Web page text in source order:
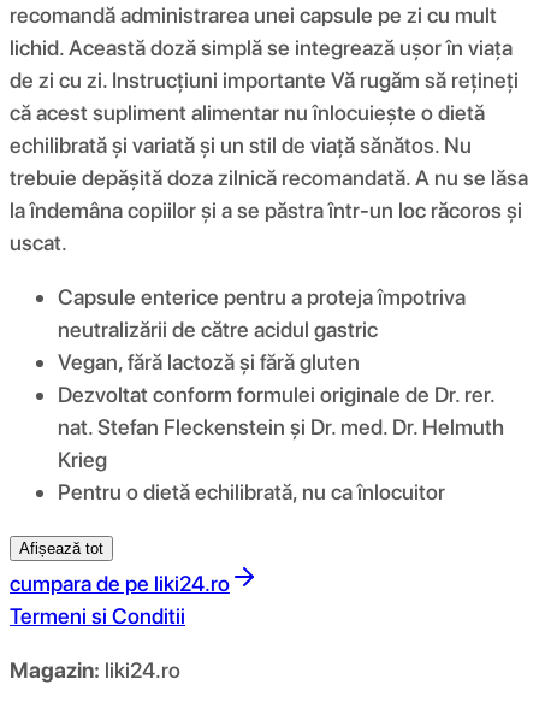
recomandă administrarea unei capsule pe zi cu mult
lichid. Această doză simplă se integrează ușor în viața
de zi cu zi. Instrucțiuni importante Vă rugăm să rețineți
că acest supliment alimentar nu înlocuiește o dietă
echilibrată și variată și un stil de viață sănătos. Nu
trebuie depășită doza zilnică recomandată. A nu se lăsa
la îndemâna copiilor și a se păstra într-un loc răcoros și
uscat.
Capsule enterice pentru a proteja împotriva
neutralizării de către acidul gastric
Vegan, fără lactoză și fără gluten
Dezvoltat conform formulei originale de Dr. rer.
nat. Stefan Fleckenstein și Dr. med. Dr. Helmuth
Krieg
Pentru o dietă echilibrată, nu ca înlocuitor
Afișează tot
cumpara de pe liki24.ro
Termeni si Conditii
Magazin: liki24.ro